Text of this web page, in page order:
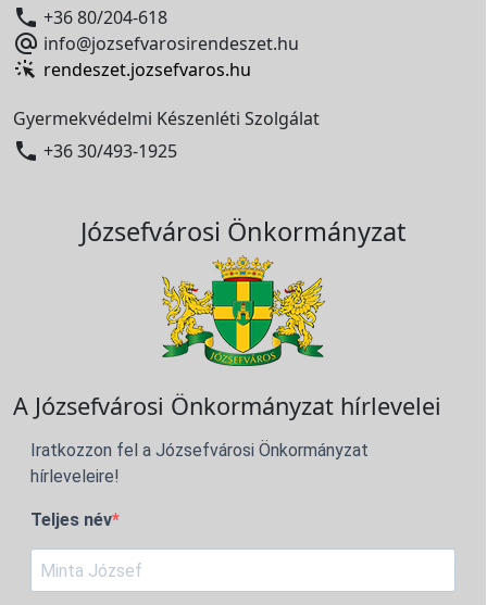
 +36 80/204-618
 info@jozsefvarosirendeszet.hu
rendeszet.jozsefvaros.hu
Gyermekvédelmi Készenléti Szolgálat
 +36 30/493-1925
Józsefvárosi Önkormányzat
A Józsefvárosi Önkormányzat hírlevelei
Iratkozzon fel a Józsefvárosi Önkormányzat
hírleveleire!
Teljes név